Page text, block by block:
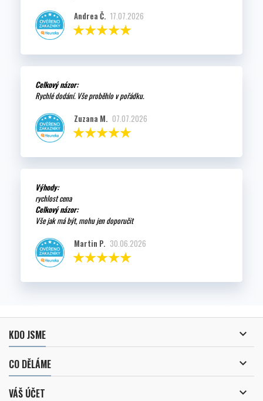
Andrea Č. 17.07.2026
Celkový názor:
Rychlé dodání. Vše proběhlo v pořádku.
Zuzana M. 07.07.2026
Výhody:
rychlost cena
Celkový názor:
Vše jak má být, mohu jen doporučit
Martin P. 30.06.2026
KDO JSME 
CO DĚLÁME 
VÁŠ ÚČET 